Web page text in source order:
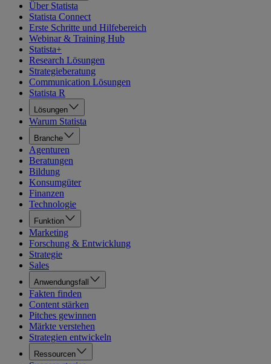
Über Statista
Statista Connect
Erste Schritte und Hilfebereich
Webinar & Training Hub
Statista+
Research Lösungen
Strategieberatung
Communication Lösungen
Statista R
Lösungen
Warum Statista
Branche
Agenturen
Beratungen
Bildung
Konsumgüter
Finanzen
Technologie
Funktion
Marketing
Forschung & Entwicklung
Strategie
Sales
Anwendungsfall
Fakten finden
Content stärken
Pitches gewinnen
Märkte verstehen
Strategien entwickeln
Ressourcen